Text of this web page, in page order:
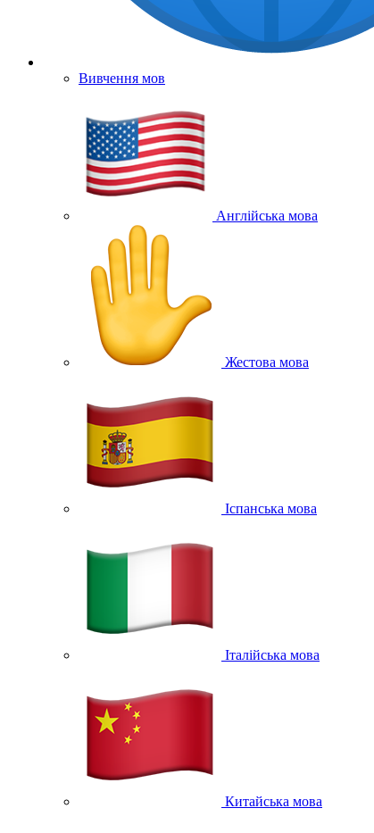
Вивчення мов
Англійська мова
Жестова мова
Іспанська мова
Італійська мова
Китайська мова